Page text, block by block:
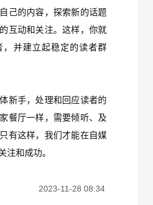
己的内容，探索新的话题
互动和关注。这样，你就
，并建立起稳定的读者群
新手，处理和回应读者的
餐厅一样，需要倾听、及
有这样，我们才能在自媒
注和成功。
2023-11-28 08:34